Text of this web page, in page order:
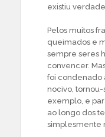
existiu
Pelos muitos
queimados e
sempre seres
convencer.
foi condenado
nocivo,
exemplo, e
ao longo dos
simplesmente